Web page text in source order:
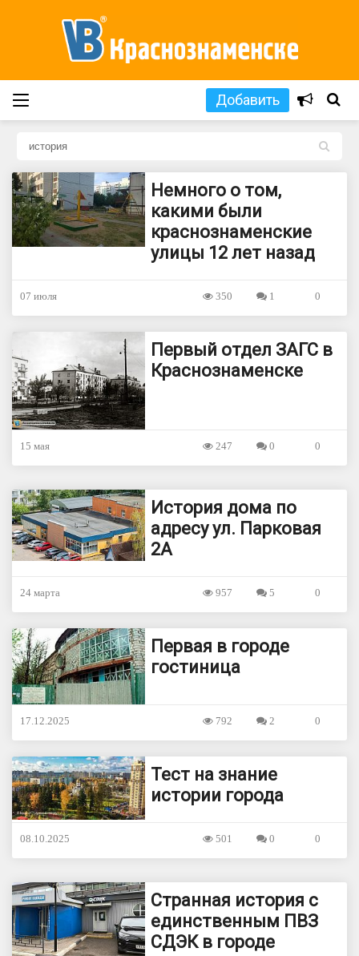
Добавить
L
Немного о том,
какими были
краснознаменские
улицы 12 лет назад
07 июля 0
1
350
Первый отдел ЗАГС в
Краснознаменске
15 мая 0
0
247
История дома по
адресу ул. Парковая
2А
24 марта 0
5
957
Первая в городе
гостиница
17.12.2025 0
2
792
Тест на знание
истории города
08.10.2025 0
0
501
Странная история с
единственным ПВЗ
СДЭК в городе